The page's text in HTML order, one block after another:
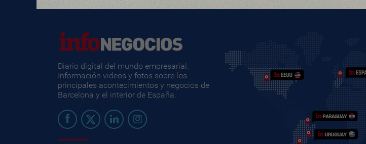
Diario digital del mundo empresarial.
Información videos y fotos sobre los
principales acontecimientos y negocios de
Barcelona y el interior de España.